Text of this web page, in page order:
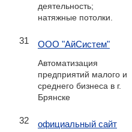
деятельность;
натяжные потолки.
31 ООО "АйСистем"
Автоматизация
предприятий малого и
среднего бизнеса в г.
Брянске
32
официальный сайт